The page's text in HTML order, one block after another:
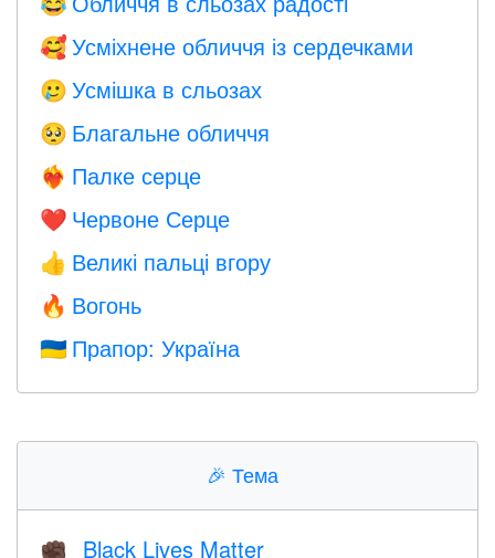
🥰 Усміхнене обличчя із сердечками
🥲 Усмішка в сльозах
🥺 Благальне обличчя
❤️‍🔥 Палке серце
❤️ Червоне Серце
👍 Великі пальці вгору
🔥 Вогонь
🇺🇦 Прапор: Україна
🎉 Тема
✊🏿 Black Lives Matter